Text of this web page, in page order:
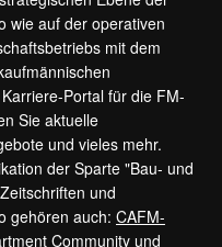
wie auf der operativen
mit dem
Portal für die FM-
Sie aktuelle
und vieles mehr.
der Sparte "Bau- und
und
gehören auch: CAFM-
Community und